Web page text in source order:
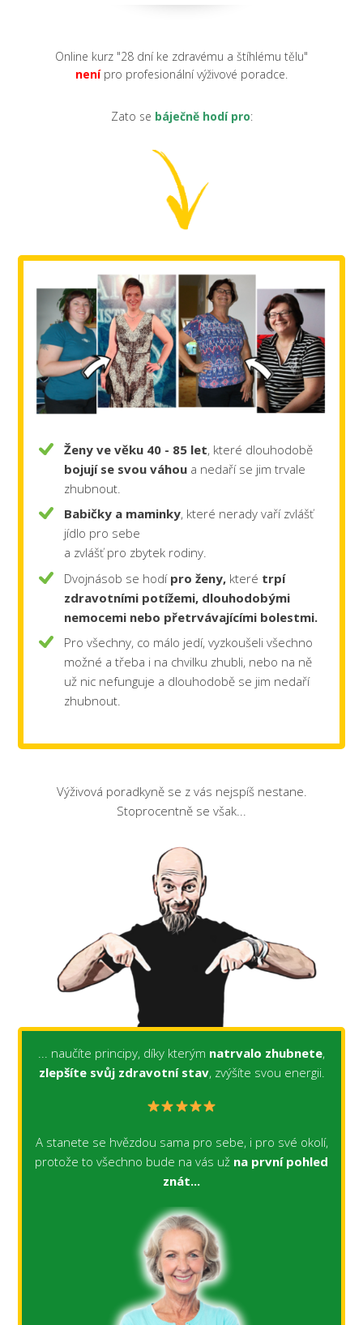
Online kurz "28 dní ke zdravému a štíhlému tělu"
nenípro profesionální výživové poradce.
Zato se báječně hodí pro:
Ženy ve věku 40 - 85 let, které dlouhodobě
bojují se svou váhou a nedaří se jim trvale
zhubnout.
Babičky a maminky, které nerady vaří zvlášť
jídlo pro sebe
a zvlášť pro zbytek rodiny.
Dvojnásob se hodípro ženy, které trpí
zdravotními potížemi, dlouhodobými
nemocemi nebo přetrvávajícími bolestmi.
Pro všechny, co málo jedí, vyzkoušeli všechno
možné a třeba i na chvilku zhubli, nebo na ně
už nic nefunguje a dlouhodobě se jim nedaří
zhubnout.
Výživová poradkyně se z vás nejspíš nestane.
Stoprocentně se však...
... naučíte principy, díky kterým natrvalo zhubnete,
zlepšíte svůj zdravotní stav, zvýšíte svou energii.
A stanete se hvězdou sama pro sebe, i pro své okolí,
protože to všechno bude na vás už na první pohled
znát...